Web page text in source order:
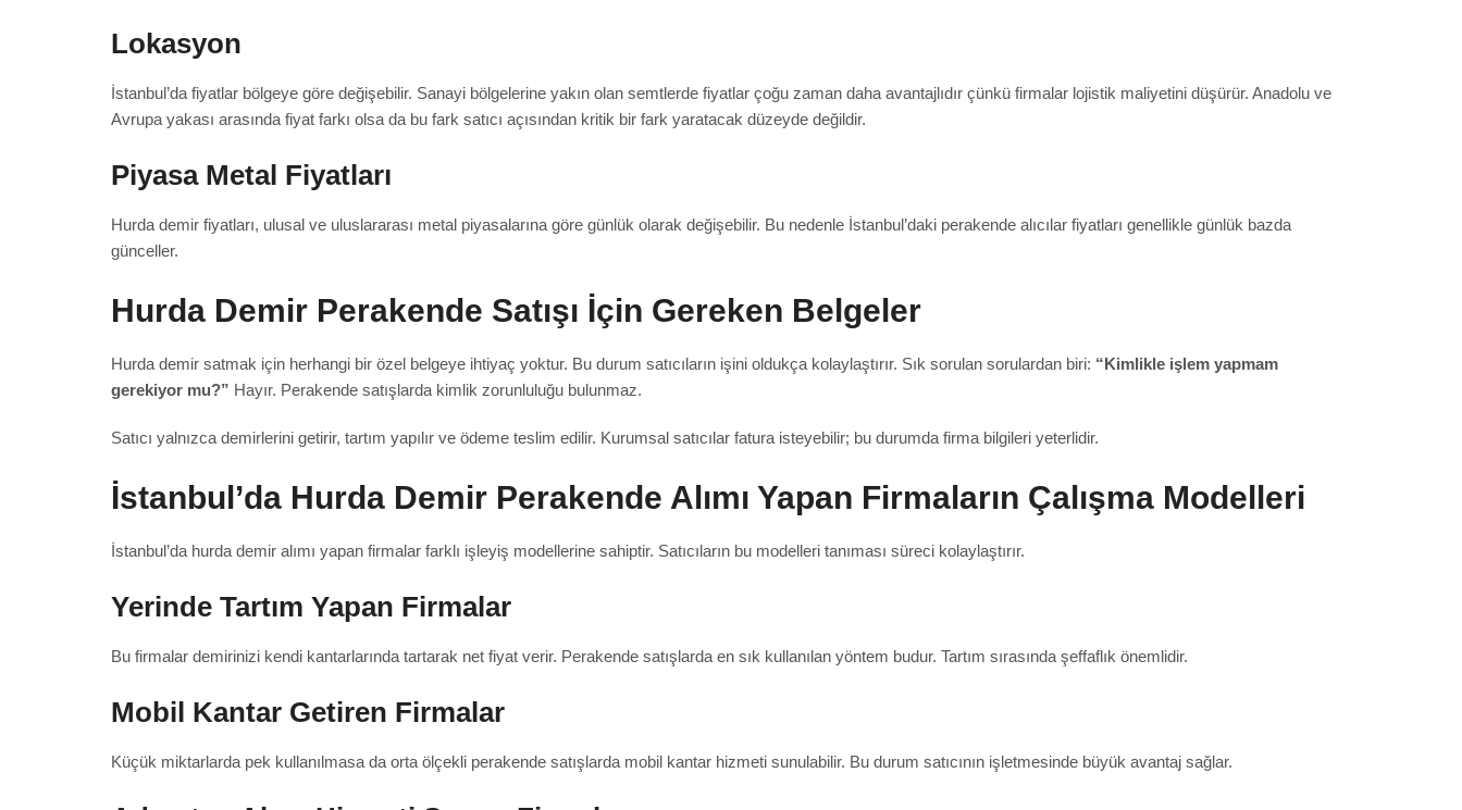
Lokasyon
İstanbul’da fiyatlar bölgeye göre değişebilir. Sanayi bölgelerine yakın olan semtlerde fiyatlar çoğu zaman daha avantajlıdır çünkü firmalar lojistik maliyetini düşürür. Anadolu ve
Avrupa yakası arasında fiyat farkı olsa da bu fark satıcı açısından kritik bir fark yaratacak düzeyde değildir.
Piyasa Metal Fiyatları
Hurda demir fiyatları, ulusal ve uluslararası metal piyasalarına göre günlük olarak değişebilir. Bu nedenle İstanbul’daki perakende alıcılar fiyatları genellikle günlük bazda
günceller.
Hurda Demir Perakende Satışı İçin Gereken Belgeler
Hurda demir satmak için herhangi bir özel belgeye ihtiyaç yoktur. Bu durum satıcıların işini oldukça kolaylaştırır. Sık sorulan sorulardan biri: “Kimlikle işlem yapmam
gerekiyor mu?” Hayır. Perakende satışlarda kimlik zorunluluğu bulunmaz.
Satıcı yalnızca demirlerini getirir, tartım yapılır ve ödeme teslim edilir. Kurumsal satıcılar fatura isteyebilir; bu durumda firma bilgileri yeterlidir.
İstanbul’da Hurda Demir Perakende Alımı Yapan Firmaların Çalışma Modelleri
İstanbul’da hurda demir alımı yapan firmalar farklı işleyiş modellerine sahiptir. Satıcıların bu modelleri tanıması süreci kolaylaştırır.
Yerinde Tartım Yapan Firmalar
Bu firmalar demirinizi kendi kantarlarında tartarak net fiyat verir. Perakende satışlarda en sık kullanılan yöntem budur. Tartım sırasında şeffaflık önemlidir.
Mobil Kantar Getiren Firmalar
Küçük miktarlarda pek kullanılmasa da orta ölçekli perakende satışlarda mobil kantar hizmeti sunulabilir. Bu durum satıcının işletmesinde büyük avantaj sağlar.